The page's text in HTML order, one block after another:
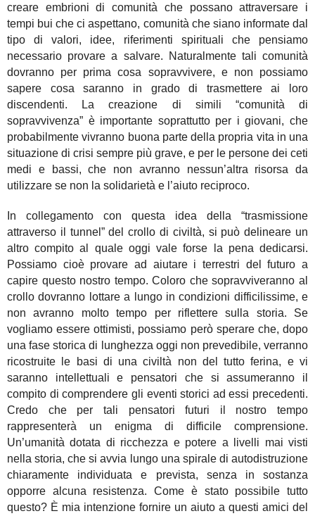
creare embrioni di comunità che possano attraversare i
tempi bui che ci aspettano, comunità che siano informate dal
tipo di valori, idee, riferimenti spirituali che pensiamo
necessario provare a salvare. Naturalmente tali comunità
dovranno per prima cosa sopravvivere, e non possiamo
sapere cosa saranno in grado di trasmettere ai loro
discendenti. La creazione di simili “comunità di
sopravvivenza” è importante soprattutto per i giovani, che
probabilmente vivranno buona parte della propria vita in una
situazione di crisi sempre più grave, e per le persone dei ceti
medi e bassi, che non avranno nessun’altra risorsa da
utilizzare se non la solidarietà e l’aiuto reciproco.
In collegamento con questa idea della “trasmissione
attraverso il tunnel” del crollo di civiltà, si può delineare un
altro compito al quale oggi vale forse la pena dedicarsi.
Possiamo cioè provare ad aiutare i terrestri del futuro a
capire questo nostro tempo. Coloro che sopravviveranno al
crollo dovranno lottare a lungo in condizioni difficilissime, e
non avranno molto tempo per riflettere sulla storia. Se
vogliamo essere ottimisti, possiamo però sperare che, dopo
una fase storica di lunghezza oggi non prevedibile, verranno
ricostruite le basi di una civiltà non del tutto ferina, e vi
saranno intellettuali e pensatori che si assumeranno il
compito di comprendere gli eventi storici ad essi precedenti.
Credo che per tali pensatori futuri il nostro tempo
rappresenterà un enigma di difficile comprensione.
Un’umanità dotata di ricchezza e potere a livelli mai visti
nella storia, che si avvia lungo una spirale di autodistruzione
chiaramente individuata e prevista, senza in sostanza
opporre alcuna resistenza. Come è stato possibile tutto
questo? È mia intenzione fornire un aiuto a questi amici del